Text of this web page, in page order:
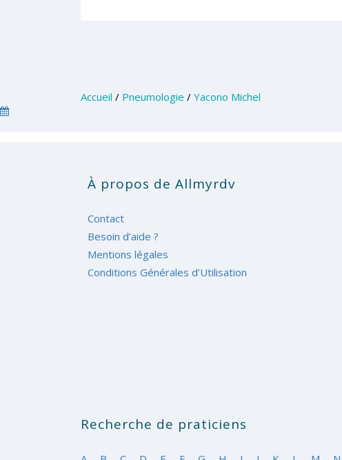
Accueil / Pneumologie / Yacono Michel
À propos de Allmyrdv
Contact
Besoin d’aide ?
Mentions légales
Conditions Générales d’Utilisation
Recherche de praticiens